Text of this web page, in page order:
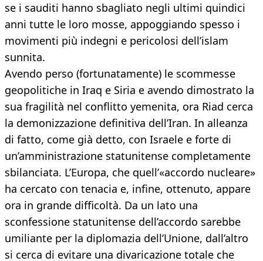
se i sauditi hanno sbagliato negli ultimi quindici
anni tutte le loro mosse, appoggiando spesso i
movimenti più indegni e pericolosi dell’islam
sunnita.
Avendo perso (fortunatamente) le scommesse
geopolitiche in Iraq e Siria e avendo dimostrato la
sua fragilità nel conflitto yemenita, ora Riad cerca
la demonizzazione definitiva dell’Iran. In alleanza
di fatto, come già detto, con Israele e forte di
un’amministrazione statunitense completamente
sbilanciata. L’Europa, che quell’«accordo nucleare»
ha cercato con tenacia e, infine, ottenuto, appare
ora in grande difficoltà. Da un lato una
sconfessione statunitense dell’accordo sarebbe
umiliante per la diplomazia dell’Unione, dall’altro
si cerca di evitare una divaricazione totale che